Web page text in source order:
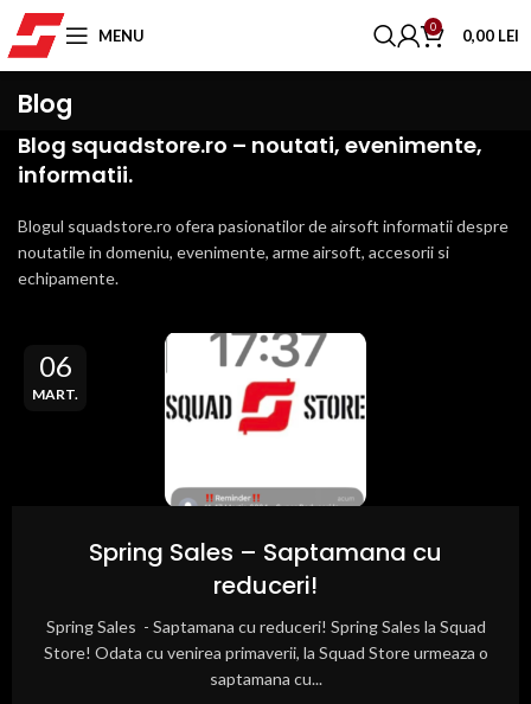
MENU 0 0,00 LEI
Blog
Blog squadstore.ro – noutati, evenimente,
informatii.
Blogul squadstore.ro ofera pasionatilor de airsoft informatii despre
noutatile in domeniu, evenimente, arme airsoft, accesorii si
echipamente.
06
MART.
Spring Sales – Saptamana cu
reduceri!
Spring Sales - Saptamana cu reduceri! Spring Sales la Squad
Store! Odata cu venirea primaverii, la Squad Store urmeaza o
saptamana cu...